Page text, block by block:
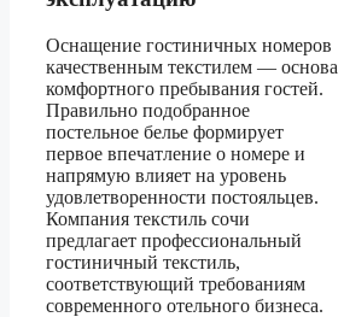
Оснащение гостиничных номеров
качественным текстилем — основа
комфортного пребывания гостей.
Правильно подобранное
постельное белье формирует
первое впечатление о номере и
напрямую влияет на уровень
удовлетворенности постояльцев.
Компания текстиль сочи
предлагает профессиональный
гостиничный текстиль,
соответствующий требованиям
современного отельного бизнеса.